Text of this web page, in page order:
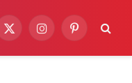
X
InstagramPinterest